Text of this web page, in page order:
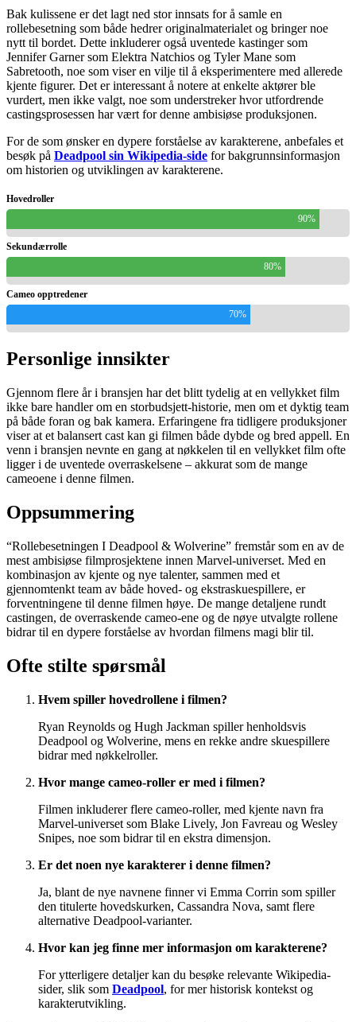
Bak kulissene er det lagt ned stor innsats for å samle en
rollebesetning som både hedrer originalmaterialet og bringer noe
nytt til bordet. Dette inkluderer også uventede kastinger som
Jennifer Garner som Elektra Natchios og Tyler Mane som
Sabretooth, noe som viser en vilje til å eksperimentere med allerede
kjente figurer. Det er interessant å notere at enkelte aktører ble
vurdert, men ikke valgt, noe som understreker hvor utfordrende
castingsprosessen har vært for denne ambisiøse produksjonen.
For de som ønsker en dypere forståelse av karakterene, anbefales et
besøk på Deadpool sin Wikipedia-side for bakgrunnsinformasjon
om historien og utviklingen av karakterene.
Hovedroller
90%
Sekundærrolle
80%
Cameo opptredener
70%
Personlige innsikter
Gjennom flere år i bransjen har det blitt tydelig at en vellykket film
ikke bare handler om en storbudsjett-historie, men om et dyktig team
på både foran og bak kamera. Erfaringene fra tidligere produksjoner
viser at et balansert cast kan gi filmen både dybde og bred appell. En
venn i bransjen nevnte en gang at nøkkelen til en vellykket film ofte
ligger i de uventede overraskelsene – akkurat som de mange
cameoene i denne filmen.
Oppsummering
“Rollebesetningen I Deadpool & Wolverine” fremstår som en av de
mest ambisiøse filmprosjektene innen Marvel-universet. Med en
kombinasjon av kjente og nye talenter, sammen med et
gjennomtenkt team av både hoved- og ekstraskuespillere, er
forventningene til denne filmen høye. De mange detaljene rundt
castingen, de overraskende cameo-ene og de nøye utvalgte rollene
bidrar til en dypere forståelse av hvordan filmens magi blir til.
Ofte stilte spørsmål
Hvem spiller hovedrollene i filmen?
Ryan Reynolds og Hugh Jackman spiller henholdsvis
Deadpool og Wolverine, mens en rekke andre skuespillere
bidrar med nøkkelroller.
Hvor mange cameo-roller er med i filmen?
Filmen inkluderer flere cameo-roller, med kjente navn fra
Marvel-universet som Blake Lively, Jon Favreau og Wesley
Snipes, noe som bidrar til en ekstra dimensjon.
Er det noen nye karakterer i denne filmen?
Ja, blant de nye navnene finner vi Emma Corrin som spiller
den titulerte hovedskurken, Cassandra Nova, samt flere
alternative Deadpool-varianter.
Hvor kan jeg finne mer informasjon om karakterene?
For ytterligere detaljer kan du besøke relevante Wikipedia-
sider, slik som Deadpool, for mer historisk kontekst og
karakterutvikling.